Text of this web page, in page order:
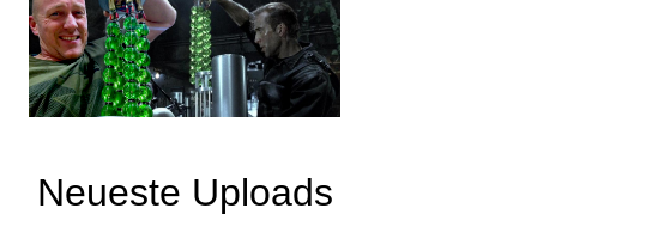
Neueste Uploads